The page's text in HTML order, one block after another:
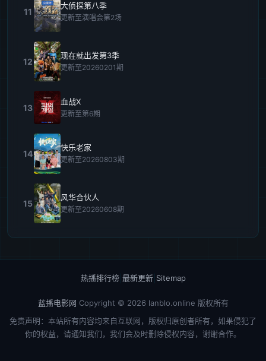
11
大侦探第八季
更新至演唱会第2场
12
现在就出发第3季
更新至20260201期
13
血战X
更新至第6期
14
快乐老家
更新至20260803期
15
风华合伙人
更新至20260608期
热播排行榜| 最新更新| Sitemap
蓝播电影网 Copyright © 2026 lanblo.online 版权所有
免责声明：本站所有内容均来自互联网，版权归原创者所有，如果侵犯了
你的权益，请通知我们，我们会及时删除侵权内容，谢谢合作。